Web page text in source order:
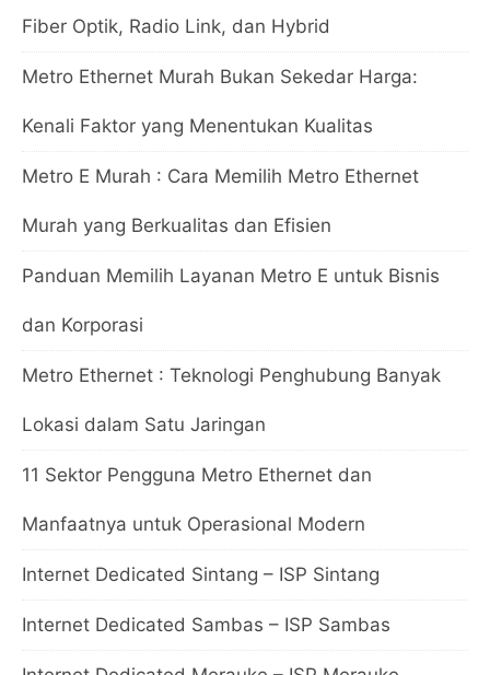
Fiber Optik, Radio Link, dan Hybrid
Metro Ethernet Murah Bukan Sekedar Harga:
Kenali Faktor yang Menentukan Kualitas
Metro E Murah : Cara Memilih Metro Ethernet
Murah yang Berkualitas dan Efisien
Panduan Memilih Layanan Metro E untuk Bisnis
dan Korporasi
Metro Ethernet : Teknologi Penghubung Banyak
Lokasi dalam Satu Jaringan
11 Sektor Pengguna Metro Ethernet dan
Manfaatnya untuk Operasional Modern
Internet Dedicated Sintang – ISP Sintang
Internet Dedicated Sambas – ISP Sambas